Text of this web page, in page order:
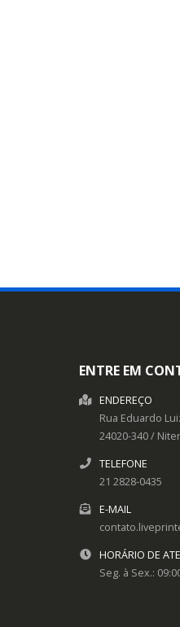
ENTRE EM
ENDEREÇO
Rua Eduardo
24020-340/
TELEFONE
21 2828-0435
E-MAIL
HORÁRIO DE
Seg. à Sex.: